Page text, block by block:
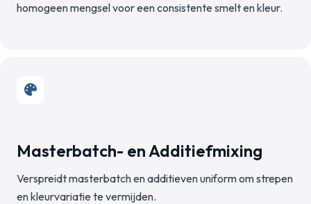
homogeen mengsel voor een consistente smelt en kleur.
Masterbatch- en Additiefmixing
Verspreidt masterbatch en additieven uniform om strepen
en kleurvariatie te vermijden.